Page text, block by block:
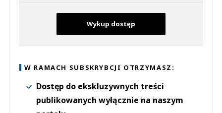
Wykup dostęp
W RAMACH SUBSKRYBCJI OTRZYMASZ:
Dostęp do ekskluzywnych treści
publikowanych wyłącznie na naszym